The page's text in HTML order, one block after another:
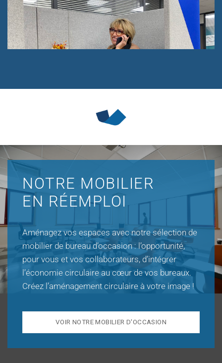
NOTRE MOBILIER
EN RÉEMPLOI
Aménagez vos espaces avec notre sélection de
mobilier de bureau d’occasion : l’opportunité,
pour vous et vos collaborateurs, d’intégrer
l’économie circulaire au cœur de vos bureaux.
Créez l’aménagement circulaire à votre image !
VOIR NOTRE MOBILIER D'OCCASION